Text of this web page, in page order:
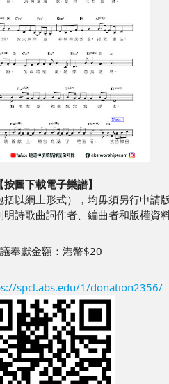
【按圖下載電子樂譜】
以網上形式），均毋須另行申請
詩歌曲詞作者、編曲者和版權資料
奉獻金額：港幣$20
spcl.abs.edu/1/donation2356/